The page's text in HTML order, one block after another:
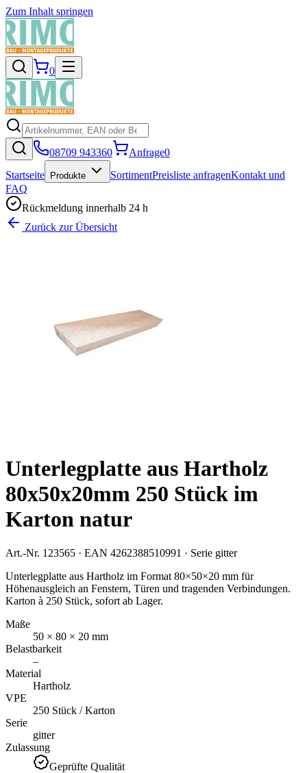
Zum Inhalt springen
0
08709 943360 Anfrage0
Startseite
Produkte SortimentPreisliste anfragenKontakt und
FAQ
Rückmeldung innerhalb 24 h
Zurück zur Übersicht
Unterlegplatte aus Hartholz
80x50x20mm 250 Stück im
Karton natur
Art.-Nr. 123565 · EAN 4262388510991 · Serie gitter
Unterlegplatte aus Hartholz im Format 80×50×20 mm für
Höhenausgleich an Fenstern, Türen und tragenden Verbindungen.
Karton à 250 Stück, sofort ab Lager.
Maße
50 × 80 × 20 mm
Belastbarkeit
–
Material
Hartholz
VPE
250 Stück / Karton
Serie
gitter
Zulassung
Geprüfte Qualität